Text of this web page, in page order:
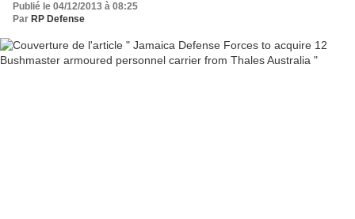
Publié le 04/12/2013 à 08:25
Par RP Defense